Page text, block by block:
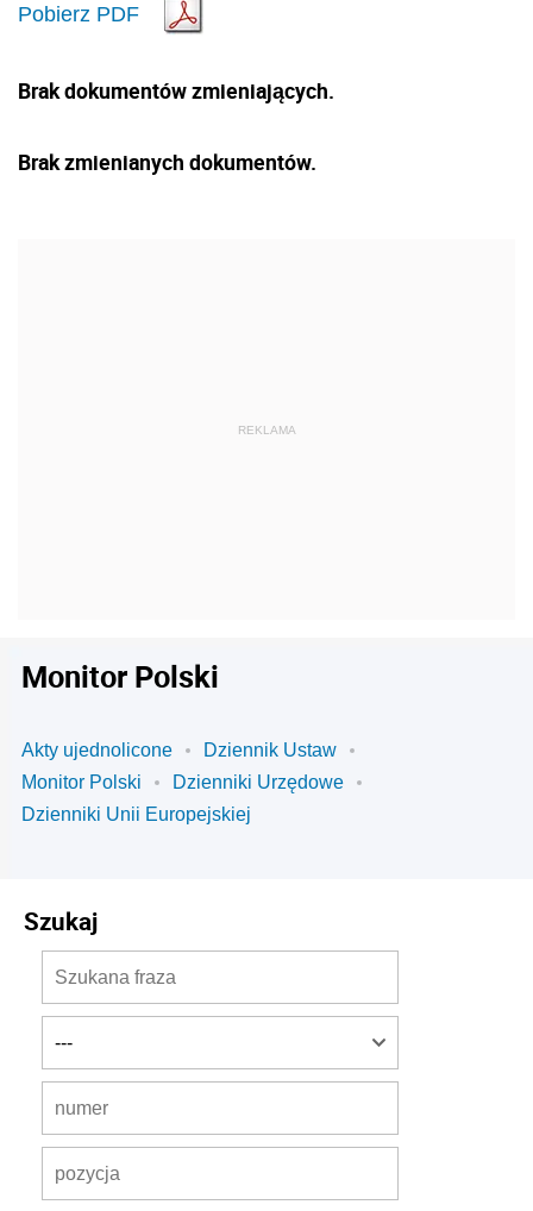
Pobierz PDF
Brak dokumentów zmieniających.
Brak zmienianych dokumentów.
Monitor Polski
Akty ujednolicone
Dziennik Ustaw
Monitor Polski
Dzienniki Urzędowe
Dzienniki Unii Europejskiej
Szukaj